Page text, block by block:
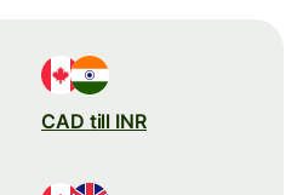
CAD till INR